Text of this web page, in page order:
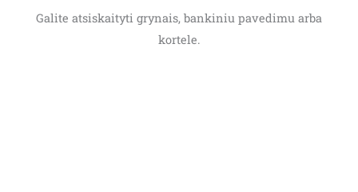
Galite atsiskaityti grynais, bankiniu pavedimu arba
kortele.